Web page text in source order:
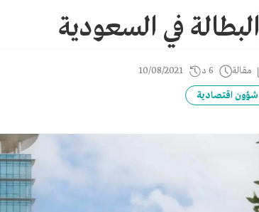
البطالة في السعودية
مقالة 6 د 10/08/2021
شؤون اقتصادية